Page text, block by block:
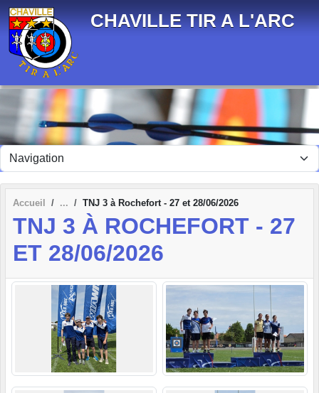
CHAVILLE TIR A L'ARC
Accueil TNJ 3 à Rochefort - 27 et 28/06/2026
TNJ 3 À ROCHEFORT - 27
ET 28/06/2026
Panneau de gestion des cookies